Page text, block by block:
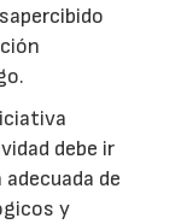
debe ir
de
y